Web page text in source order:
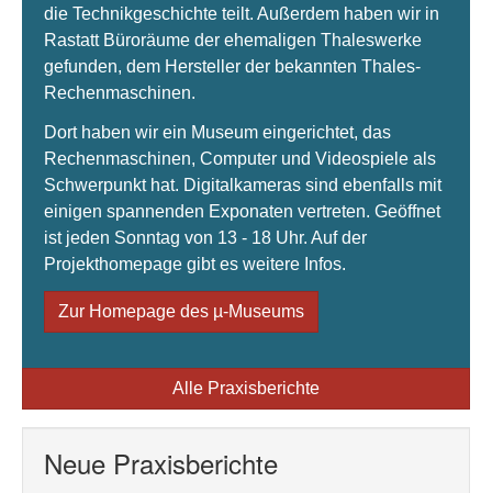
die Technikgeschichte teilt. Außerdem haben wir in
Rastatt Büroräume der ehemaligen Thaleswerke
gefunden, dem Hersteller der bekannten Thales-
Rechenmaschinen.
Dort haben wir ein Museum eingerichtet, das
Rechenmaschinen, Computer und Videospiele als
Schwerpunkt hat. Digitalkameras sind ebenfalls mit
einigen spannenden Exponaten vertreten. Geöffnet
ist jeden Sonntag von 13 - 18 Uhr. Auf der
Projekthomepage gibt es weitere Infos.
Zur Homepage des µ-Museums
Alle Praxisberichte
Neue Praxisberichte